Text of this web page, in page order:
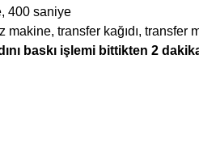
400 saniye
makine, transfer kağıdı, transfer
baskı işlemi bittikten 2